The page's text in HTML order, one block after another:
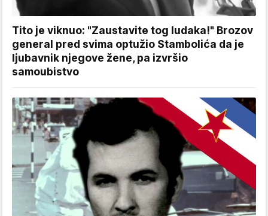
Tito je viknuo: "Zaustavite tog ludaka!" Brozov
general pred svima optužio Stambolića da je
ljubavnik njegove žene, pa izvršio
samoubistvo